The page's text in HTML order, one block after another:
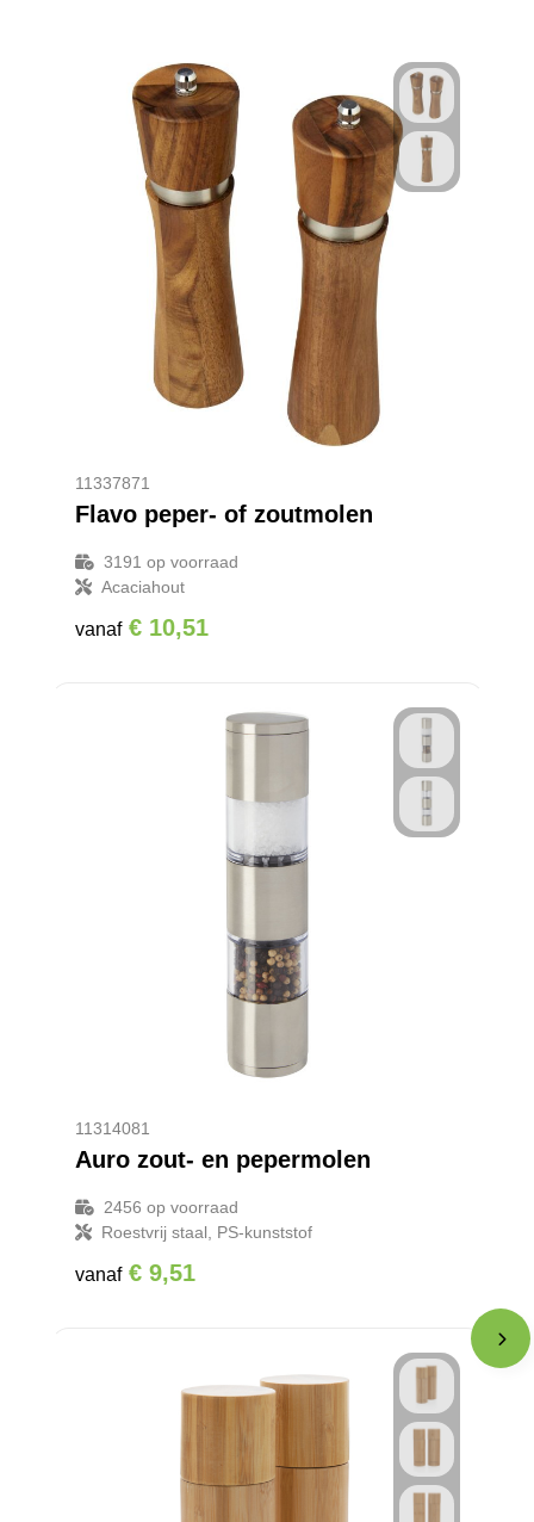
11337871
Flavo peper- of zoutmolen
3191 op voorraad
Acaciahout
vanaf € 10,51
11314081
Auro zout- en pepermolen
2456 op voorraad
Roestvrij staal, PS-kunststof
vanaf € 9,51